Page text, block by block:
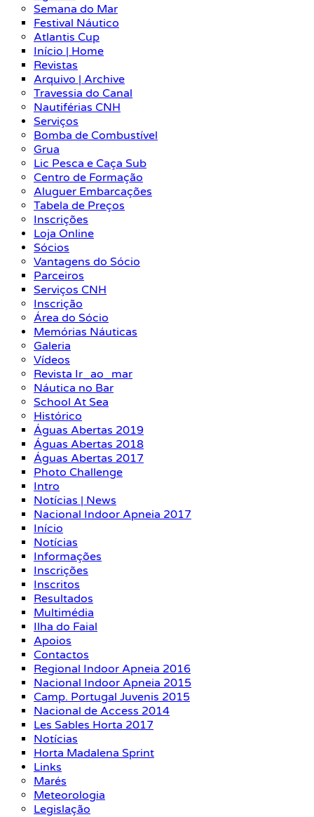
Semana do Mar
Festival Náutico
Atlantis Cup
Início | Home
Revistas
Arquivo | Archive
Travessia do Canal
Nautiférias CNH
Serviços
Bomba de Combustível
Grua
Lic Pesca e Caça Sub
Centro de Formação
Aluguer Embarcações
Tabela de Preços
Inscrições
Loja Online
Sócios
Vantagens do Sócio
Parceiros
Serviços CNH
Inscrição
Área do Sócio
Memórias Náuticas
Galeria
Vídeos
Revista Ir_ao_mar
Náutica no Bar
School At Sea
Histórico
Águas Abertas 2019
Águas Abertas 2018
Águas Abertas 2017
Photo Challenge
Intro
Notícias | News
Nacional Indoor Apneia 2017
Início
Notícias
Informações
Inscrições
Inscritos
Resultados
Multimédia
Ilha do Faial
Apoios
Contactos
Regional Indoor Apneia 2016
Nacional Indoor Apneia 2015
Camp. Portugal Juvenis 2015
Nacional de Access 2014
Les Sables Horta 2017
Notícias
Horta Madalena Sprint
Links
Marés
Meteorologia
Legislação